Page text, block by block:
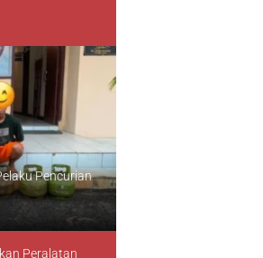
Pencurian
Peralatan